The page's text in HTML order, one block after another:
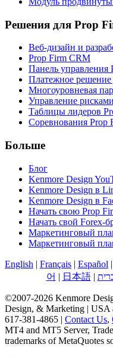
Решения для Prop
Веб-дизайн и
Prop Firm CRM
Панель управления
Платежное решение
Многоуровневая
Управление
Таблицы лидеров
Соревнования Prop
Больше
Блог
Kenmore Design
Kenmore Design в
Kenmore Design в
Начать свою Prop
Начать свой Forex-
Маркетинговый
Маркетинговый
English | Français | Español |
어 | 日本語|
©2007-2026 Kenmore
Design, & Marketing | USA
617-381-4865 | Contact Us,
MT4 and MT5 Server,
trademarks of MetaQuotes